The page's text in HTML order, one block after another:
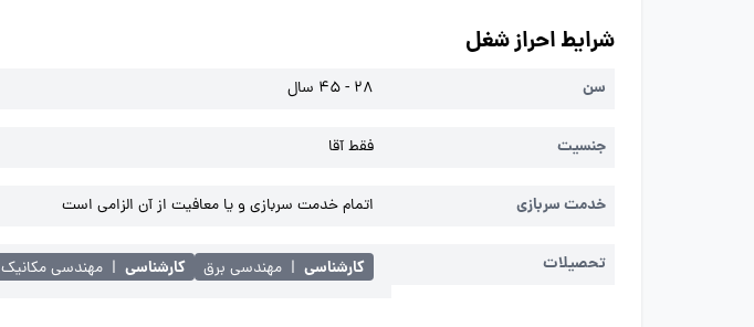
شرایط احراز شغل
سن 28 - 45 سال
جنسیت فقط آقا
خدمت سربازی اتمام خدمت سربازی و یا معافیت از آن الزامی است
تحصیلات کارشناسی | مهندسی برق کارشناسی | مهندسی مکانیک